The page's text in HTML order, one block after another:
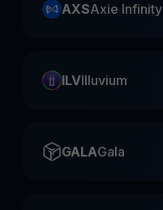
AXSAxie Infinity
ILVIlluvium
GALAGala